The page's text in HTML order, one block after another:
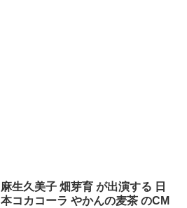
麻生久美子 畑芽育 が出演する 日
本コカコーラ やかんの麦茶 のCM